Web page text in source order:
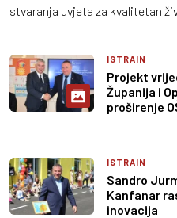
stvaranja uvjeta za kvalitetan
ISTRAIN
Projekt
Županija i
proširenje
ISTRAIN
Sandro
Kanfanar
inovacija